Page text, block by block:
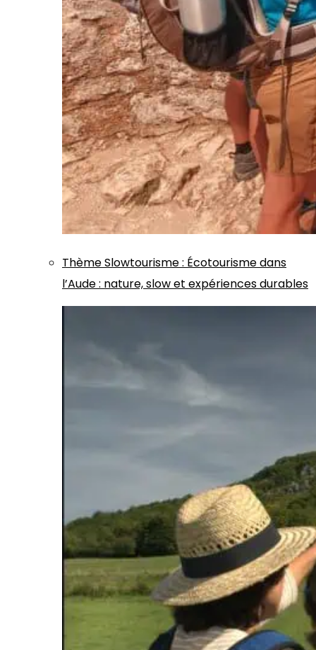
ThèmeSlowtourisme: Écotourisme dans
l’Aude : nature, slow et expériences durables